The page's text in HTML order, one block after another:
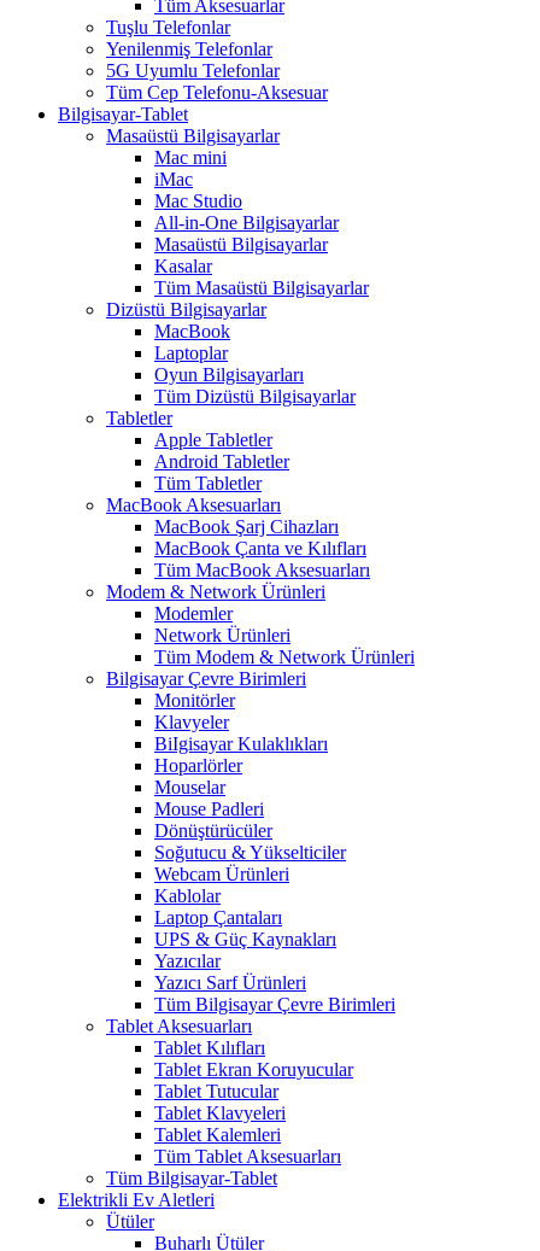
Tüm Aksesuarlar
Tuşlu Telefonlar
Yenilenmiş Telefonlar
5G Uyumlu Telefonlar
Tüm Cep Telefonu-Aksesuar
Bilgisayar-Tablet
Masaüstü Bilgisayarlar
Mac mini
iMac
Mac Studio
All-in-One Bilgisayarlar
Masaüstü Bilgisayarlar
Kasalar
Tüm Masaüstü Bilgisayarlar
Dizüstü Bilgisayarlar
MacBook
Laptoplar
Oyun Bilgisayarları
Tüm Dizüstü Bilgisayarlar
Tabletler
Apple Tabletler
Android Tabletler
Tüm Tabletler
MacBook Aksesuarları
MacBook Şarj Cihazları
MacBook Çanta ve Kılıfları
Tüm MacBook Aksesuarları
Modem & Network Ürünleri
Modemler
Network Ürünleri
Tüm Modem & Network Ürünleri
Bilgisayar Çevre Birimleri
Monitörler
Klavyeler
BiIgisayar Kulaklıkları
Hoparlörler
Mouselar
Mouse Padleri
Dönüştürücüler
Soğutucu & Yükselticiler
Webcam Ürünleri
Kablolar
Laptop Çantaları
UPS & Güç Kaynakları
Yazıcılar
Yazıcı Sarf Ürünleri
Tüm Bilgisayar Çevre Birimleri
Tablet Aksesuarları
Tablet Kılıfları
Tablet Ekran Koruyucular
Tablet Tutucular
Tablet Klavyeleri
Tablet Kalemleri
Tüm Tablet Aksesuarları
Tüm Bilgisayar-Tablet
Elektrikli Ev Aletleri
Ütüler
Buharlı Ütüler